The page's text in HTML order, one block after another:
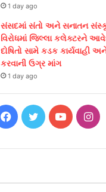
1 day ago
સંસદમાં સંતો અને સનાતન
વિરોધમાં જિલ્લા કલેક્ટરને
દોષિતો સામે કડક કાર્યવાહી
કરવાની ઉગ્ર માંગ
1 day ago
Facebook
TwitterYouTube